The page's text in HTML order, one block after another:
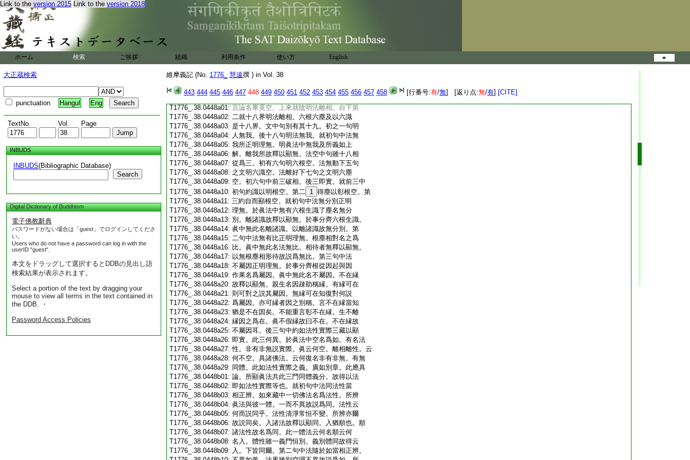
Link to the version 2015 Link to the version 2018
ホーム 検索 ご挨拶 組織 利用条件 使い方 English
大正蔵検索
punctuation Hangul Eng
TextNo. Vol. Page
INBUDS
INBUDS(Bibliographic Database)
Search
Digital Dictionary of Buddhism
電子佛教辭典
パスワードがない場合は「guest」でログインしてくださ
い。
Users who do not have a password can log in with the
userID "guest".
本文をドラッグして選択するとDDBの見出し語
検索結果が表示されます。
Select a portion of the text by dragging your
mouse to view all terms in the text contained in
the DDB. ・
Password Access Policies
維摩義記 (No. 1776_ 慧遠撰 ) in Vol. 38
443 444 445 446 447 448 449 450 451 452 453 454 455 456 457 458 [行番号:有/無] [返り点:無/有] [CITE]
T1776_.38.0447c19:以無名故言語不生名言語斷。擧語言斷成
T1776_.38.0447c20: 名無矣。就後句中法無言説離覺觀故破情
T1776_.38.0447c21:顯理。覺觀言因。以眞法中無覺觀故言語不
T1776_.38.0447c22:
生故無言説。麁思名覺 7
納思稱觀。此皆精
道。眞法出情故無覺觀。次下一句結前離相。
T1776_.38.0447c24:法無形相正辨理無。謂眞法中無陰形相。以
T1776_.38.0447c25:此結前離相之義故説無相。如虚空故類以
T1776_.38.0447c26:顯之。眞法離相似世大虚故言如空。自下一
T1776_.38.0447c27:句結前離名。法無戲論正明理無。理外名言
T1776_.38.0447c28:斯成戲論。眞中離此名無戲論。以此結前離
T1776_.38.0448a01: 言論名畢竟空。上來就陰明法離相。自下第
T1776_.38.0448a02: 二就十八界明法離相。六根六塵及以六識
T1776_.38.0448a03: 是十八界。文中句別有其十九。初之一句明
T1776_.38.0448a04: 人無我。後十八句明法無我。就初句中法無
T1776_.38.0448a05: 我所正明理無。明眞法中無我及所義如上
T1776_.38.0448a06: 解。離我所故釋以顯無。法空中句雖十八相
T1776_.38.0448a07: 從爲三。初有六句明六根空。法無動下五句
T1776_.38.0448a08: 之文明六識空。法離好下七句之文明六塵
T1776_.38.0448a09: 空。初六句中前三破相。後三即實。就前三中
T1776_.38.0448a10: 初句約識以明根空。第二 1 得塵以彰根空。第
T1776_.38.0448a11: 三約自而顯根空。就初句中法無分別正明
T1776_.38.0448a12: 理無。於眞法中無有六根生識了塵名無分
T1776_.38.0448a13: 別。離諸識故釋以顯無。於事分齊六根生識。
T1776_.38.0448a14: 眞中無此名離諸識。以離諸識故無分別。第
T1776_.38.0448a15: 二句中法無有比正明理無。根塵相對名之爲
T1776_.38.0448a16: 比。眞中無此名法無比。相待者無釋以顯無。
T1776_.38.0448a17: 以無根塵相形待故説爲無比。第三句中法
T1776_.38.0448a18: 不屬因正明理無。於事分齊根從因起與因
T1776_.38.0448a19: 作果名爲屬因。眞中無此名不屬因。不在縁
T1776_.38.0448a20: 故釋以顯無。親生名因疎助稱縁。有縁可在
T1776_.38.0448a21: 則可對之説其屬因。無縁可在知復對何説
T1776_.38.0448a22: 爲屬因。亦可縁者因之別稱。言不在縁當知
T1776_.38.0448a23: 猶是不在因矣。不能重言彰不在縁。生不離
T1776_.38.0448a24: 縁因之爲在。眞不假縁故曰不在。不在縁故
T1776_.38.0448a25: 不屬因耳。後三句中約如法性實際三藏以顯
T1776_.38.0448a26: 即實。此三何異。於眞法中空名爲如。有名法
T1776_.38.0448a27:性。非有非無説實際。眞云何空。離相離性。云
T1776_.38.0448a28: 何不空。具諸佛法。云何復名非有非無。有無
T1776_.38.0448a29: 同體。此如法性實際之義。廣如別章。此應具
T1776_.38.0448b01: 論。所顯眞法共此三門同體義分。故得以法
T1776_.38.0448b02: 即如法性實際等也。就初句中法同法性當
T1776_.38.0448b03: 相正辨。如來藏中一切佛法名爲法性。所辨
T1776_.38.0448b04: 眞法與彼一體。一而不異故説爲同。法性云
T1776_.38.0448b05: 何而説同乎。法性清淨常恒不變。所辨亦爾
T1776_.38.0448b06: 故説同矣。入諸法故釋以顯同。入猶順也。順
T1776_.38.0448b07: 諸法性故名爲同。此一體法云何名順云何
T1776_.38.0448b08: 名入。體性雖一義門恒別。義別體同故得云
T1776_.38.0448b09: 入。下皆同爾。第二句中法隨於如當相正辨。